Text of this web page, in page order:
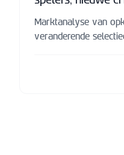
Marktanalyse van
veranderende